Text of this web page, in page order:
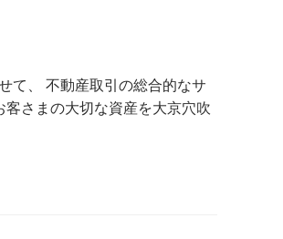
て、 不動産取引の総合的なサ
さまの大切な資産を大京穴吹